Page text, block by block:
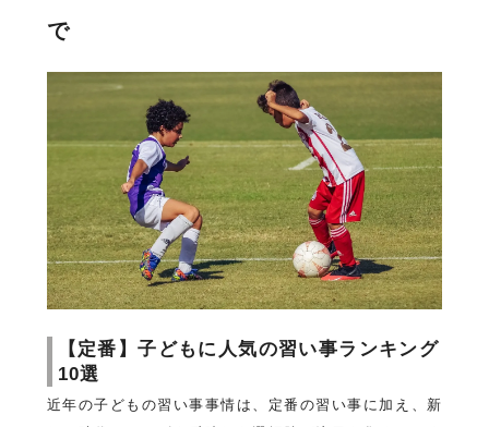
で
【定番】子どもに人気の習い事ランキング
10選
近年の子どもの習い事事情は、定番の習い事に加え、新